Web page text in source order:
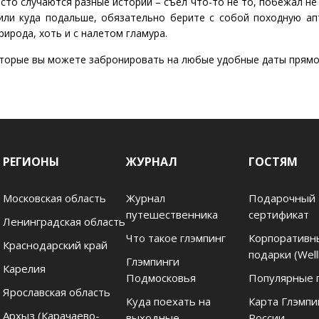
куда подальше, обязательно берите с собой походную
хоть и с налетом гламура.
вы можете забронировать на любые удобные даты
ГОСТЯМ
Подарочный
сертификат
подарки
Популярные
Карта
ЖУРНАЛ
Журнал
путешественника
Что такое глэмпинг
Глэмпинги
Подмосковья
Куда поехать на
РЕГИОНЫ
Московская область
Ленинградская область
Краснодарский край
Карелия
Ярославская область
Архыз (Карачаево-